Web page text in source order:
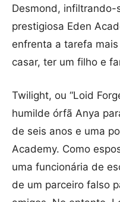
Desmond, infiltrando-
prestigiosa Eden
enfrenta a tarefa
casar, ter um filho e
Twilight, ou “Loid
humilde órfã Anya
de seis anos e uma
Academy. Como
uma funcionária de
de um parceiro falso